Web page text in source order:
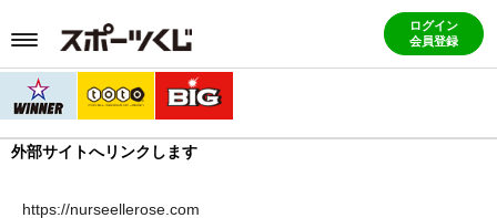
ログイン
会員登録
外部サイトへリンクします
https://nurseellerose.com